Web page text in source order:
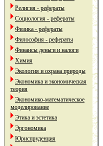
Религия - рефераты
Социология - рефераты
Физика - рефераты
Философия - рефераты
Финансы деньги и налоги
Химия
Экология и охрана природы
Экономика и экономическая
теория
Экономико-математическое
моделирование
Этика и эстетика
Эргономика
Юриспруденция